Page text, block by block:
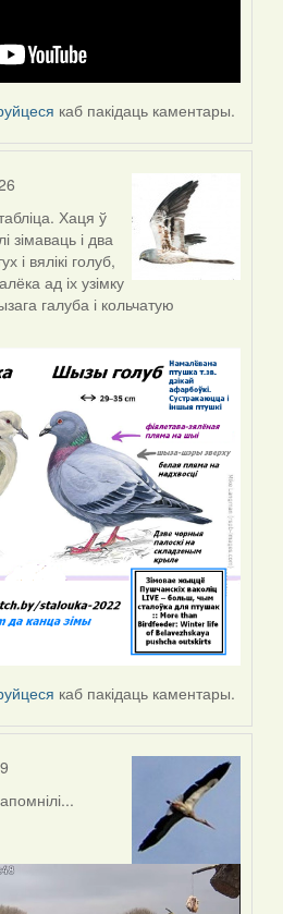
каб пакідаць каментары.
Хаця ў
зімаваць і два
і вялікі голуб,
ад іх узімку
галуба і кольчатую
каб пакідаць каментары.